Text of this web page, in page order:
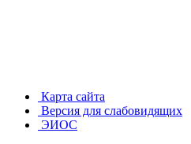
Карта сайта
Версия для слабовидящих
ЭИОС